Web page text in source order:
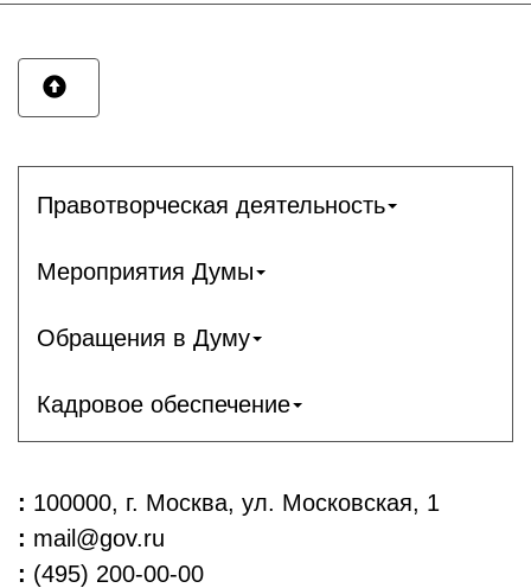
Правотворческая деятельность
Мероприятия Думы
Обращения в Думу
Кадровое обеспечение
: 100000, г. Москва, ул. Московская, 1
: mail@gov.ru
: (495) 200-00-00